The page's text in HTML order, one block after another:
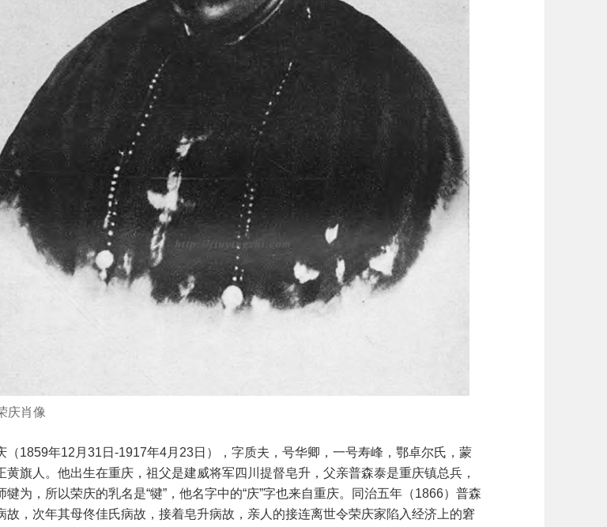
庆肖像
（1859年12月31日-1917年4月23日），字质夫，号华卿，一号寿峰，鄂卓尔氏，蒙
黄旗人。他出生在重庆，祖父是建威将军四川提督皂升，父亲普森泰是重庆镇总兵，
犍为，所以荣庆的乳名是“犍”，他名字中的“庆”字也来自重庆。同治五年（1866）普森
故，次年其母佟佳氏病故，接着皂升病故，亲人的接连离世令荣庆家陷入经济上的窘